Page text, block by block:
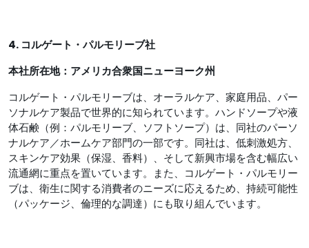
4. コルゲート・パルモリーブ社
本社所在地：アメリカ合衆国ニューヨーク州
コルゲート・パルモリーブは、オーラルケア、家庭用品、パー
ソナルケア製品で世界的に知られています。ハンドソープや液
体石鹸（例：パルモリーブ、ソフトソープ）は、同社のパーソ
ナルケア／ホームケア部門の一部です。同社は、低刺激処方、
スキンケア効果（保湿、香料）、そして新興市場を含む幅広い
流通網に重点を置いています。また、コルゲート・パルモリー
ブは、衛生に関する消費者のニーズに応えるため、持続可能性
（パッケージ、倫理的な調達）にも取り組んでいます。